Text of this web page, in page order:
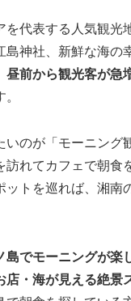
を代表する人気観光
島神社、新鮮な海の
昼前から観光客が急
いのが「モーニング
訪れてカフェで朝食
ットを巡れば、湘南
島でモーニングが楽
店・海が見える絶景